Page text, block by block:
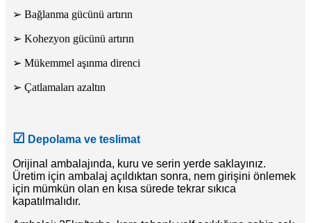
➢ Bağlanma gücünü artırın
➢ Kohezyon gücünü artırın
➢ Mükemmel aşınma direnci
➢ Çatlamaları azaltın
☑ Depolama ve teslimat
Orijinal ambalajında, kuru ve serin yerde saklayınız.
Üretim için ambalaj açıldıktan sonra, nem girişini önlemek
için mümkün olan en kısa sürede tekrar sıkıca
kapatılmalıdır.